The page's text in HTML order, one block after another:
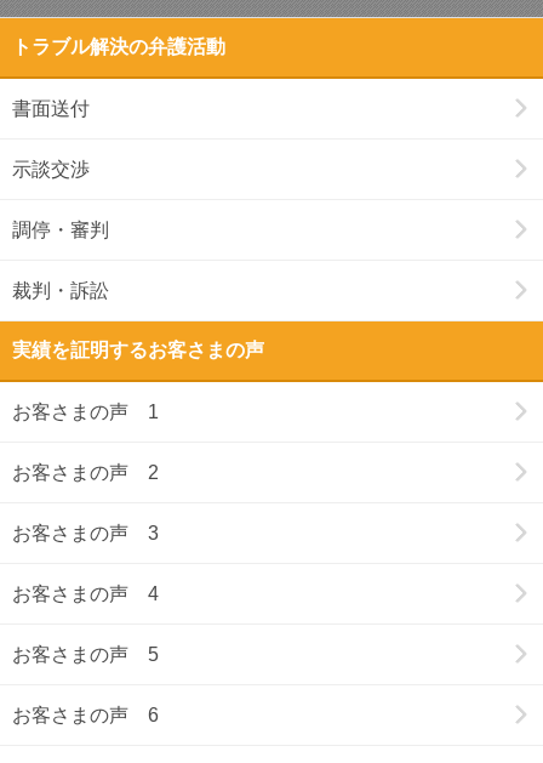
トラブル解決の弁護活動
書面送付
示談交渉
調停・審判
裁判・訴訟
実績を証明するお客さまの声
お客さまの声 1
お客さまの声 2
お客さまの声 3
お客さまの声 4
お客さまの声 5
お客さまの声 6